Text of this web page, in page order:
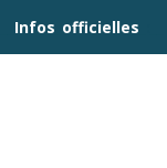
Infos officielles